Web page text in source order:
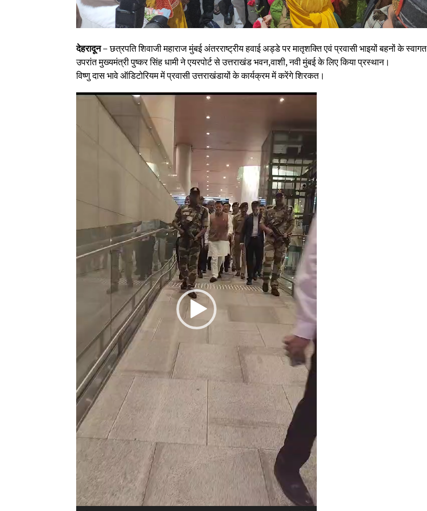
देहरादून –छत्रपति शिवाजी महाराज मुंबई अंतरराष्ट्रीय हवाई अड्डे पर मातृशक्ति एवं प्रवासी भाइयों बहनों के स्वागत
उपरांत मुख्यमंत्री पुष्कर सिंह धामी ने एयरपोर्ट से उत्तराखंड भवन,वाशी, नवी मुंबई के लिए किया प्रस्थान।
विष्णु दास भावे ऑडिटोरियम में प्रवासी उत्तराखंडायों के कार्यक्रम में करेंगे शिरकत।
Video